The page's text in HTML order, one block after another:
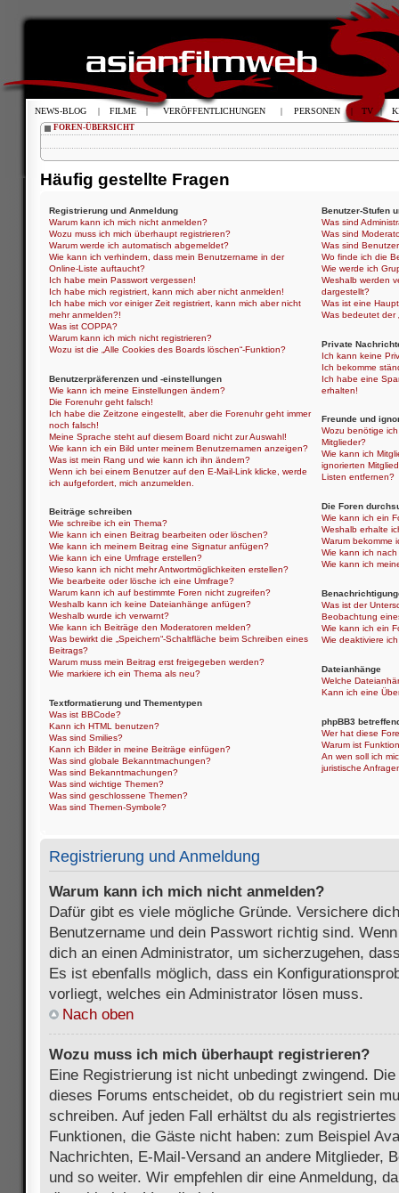
FOREN-ÜBERSICHT
Häufig gestellte Fragen
Registrierung und Anmeldung
Warum kann ich mich nicht anmelden?
Wozu muss ich mich überhaupt registrieren?
Warum werde ich automatisch abgemeldet?
Wie kann ich verhindern, dass mein Benutzername in der
Online-Liste auftaucht?
Ich habe mein Passwort vergessen!
Ich habe mich registriert, kann mich aber nicht anmelden!
Ich habe mich vor einiger Zeit registriert, kann mich aber nicht
mehr anmelden?!
Was ist COPPA?
Warum kann ich mich nicht registrieren?
Wozu ist die „Alle Cookies des Boards löschen“-Funktion?
Benutzerpräferenzen und -einstellungen
Wie kann ich meine Einstellungen ändern?
Die Forenuhr geht falsch!
Ich habe die Zeitzone eingestellt, aber die Forenuhr geht immer
noch falsch!
Meine Sprache steht auf diesem Board nicht zur Auswahl!
Wie kann ich ein Bild unter meinem Benutzernamen anzeigen?
Was ist mein Rang und wie kann ich ihn ändern?
Wenn ich bei einem Benutzer auf den E-Mail-Link klicke, werde
ich aufgefordert, mich anzumelden.
Beiträge schreiben
Wie schreibe ich ein Thema?
Wie kann ich einen Beitrag bearbeiten oder löschen?
Wie kann ich meinem Beitrag eine Signatur anfügen?
Wie kann ich eine Umfrage erstellen?
Wieso kann ich nicht mehr Antwortmöglichkeiten erstellen?
Wie bearbeite oder lösche ich eine Umfrage?
Warum kann ich auf bestimmte Foren nicht zugreifen?
Weshalb kann ich keine Dateianhänge anfügen?
Weshalb wurde ich verwarnt?
Wie kann ich Beiträge den Moderatoren melden?
Was bewirkt die „Speichern“-Schaltfläche beim Schreiben eines
Beitrags?
Warum muss mein Beitrag erst freigegeben werden?
Wie markiere ich ein Thema als neu?
Textformatierung und Thementypen
Was ist BBCode?
Kann ich HTML benutzen?
Was sind Smilies?
Kann ich Bilder in meine Beiträge einfügen?
Was sind globale Bekanntmachungen?
Was sind Bekanntmachungen?
Was sind wichtige Themen?
Was sind geschlossene Themen?
Was sind Themen-Symbole?
Benutzer-Stufen
Was sind
Was sind
Was sind
Wo finde ich die
Wie werde ich
Weshalb werden
dargestellt?
Was ist eine
Was bedeutet der
Private
Ich kann keine
Ich bekomme
Ich habe eine
erhalten!
Freunde und
Wozu benötige
Mitglieder?
Wie kann ich
ignorierten
Listen entfernen?
Die Foren
Wie kann ich ein
Weshalb erhalte
Warum bekomme
Wie kann ich
Wie kann ich
Was ist der
Beobachtung
Wie kann ich ein
Wie deaktiviere
Dateianhänge
Welche
Kann ich eine
phpBB3
Wer hat diese
Warum ist
An wen soll ich
juristische
Registrierung und Anmeldung
Warum kann ich mich nicht anmelden?
Dafür gibt es viele mögliche Gründe. Versichere
Benutzername und dein Passwort richtig sind.
dich an einen Administrator, um sicherzugehen,
Es ist ebenfalls möglich, dass ein
vorliegt, welches ein Administrator lösen muss.
Nach oben
Wozu muss ich mich überhaupt registrieren?
Eine Registrierung ist nicht unbedingt zwingend.
dieses Forums entscheidet, ob du registriert sein
schreiben. Auf jeden Fall erhältst du als
Funktionen, die Gäste nicht haben: zum Beispiel
Nachrichten, E-Mail-Versand an andere Mitglieder,
und so weiter. Wir empfehlen dir eine Anmeldung,
NEWS-BLOG | FILME | VERÖFFENTLICHUNGEN | PERSONEN | TV |